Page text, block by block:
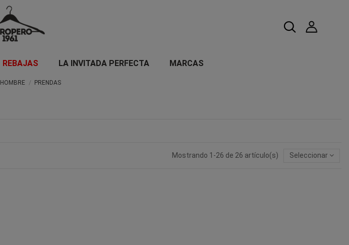
REBAJAS LA INVITADA PERFECTA MARCAS
HOMBRE PRENDAS
Mostrando 1-26 de 26 artículo(s) Seleccionar